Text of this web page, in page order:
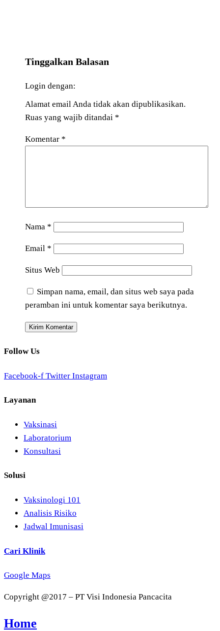
Tinggalkan Balasan
Login dengan:
Alamat email Anda tidak akan dipublikasikan.
Ruas yang wajib ditandai *
Komentar *
Nama *
Email *
Situs Web
Simpan nama, email, dan situs web saya pada
peramban ini untuk komentar saya berikutnya.
Follow Us
Facebook-f Twitter Instagram
Layanan
Vaksinasi
Laboratorium
Konsultasi
Solusi
Vaksinologi 101
Analisis Risiko
Jadwal Imunisasi
Cari Klinik
Google Maps
Copyright @2017 – PT Visi Indonesia Pancacita
Home